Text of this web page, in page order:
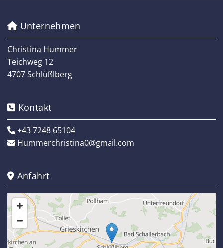
Unternehmen
Christina Hummer
Teichweg 12
4707 Schlüßlberg
 Kontakt
 +43 7248 65104
 Hummerchristina0@gmail.com
 Anfahrt